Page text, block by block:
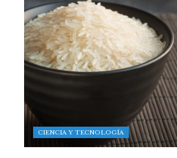
CIENCIA Y TECNOLOGÍA